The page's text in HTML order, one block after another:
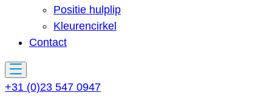
Positie hulplip
Kleurencirkel
Contact
+31 (0)23 547 0947